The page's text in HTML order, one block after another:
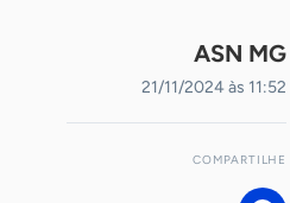
ASN MG
21/11/2024 às 11:52
COMPARTILHE